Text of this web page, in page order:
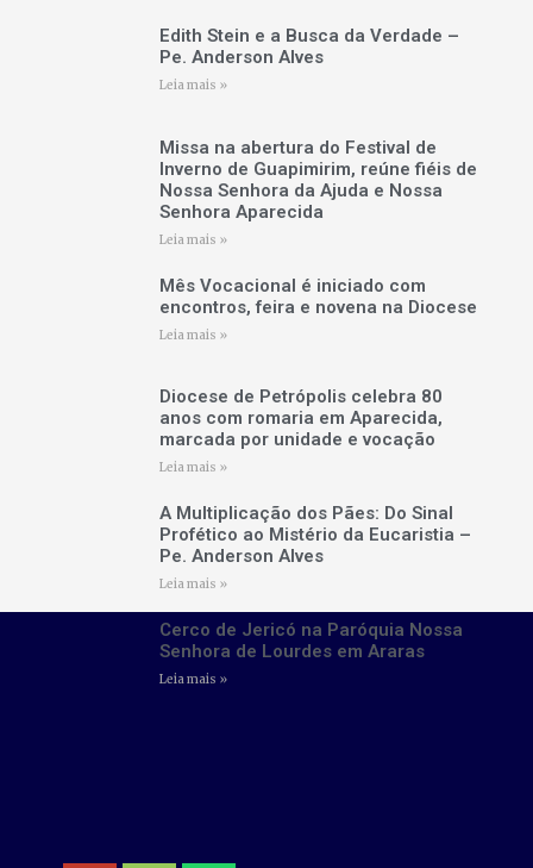
Edith Stein e a Busca da Verdade –
Pe. Anderson Alves
Leia mais »
Missa na abertura do Festival de
Inverno de Guapimirim, reúne fiéis de
Nossa Senhora da Ajuda e Nossa
Senhora Aparecida
Leia mais »
Mês Vocacional é iniciado com
encontros, feira e novena na Diocese
Leia mais »
Diocese de Petrópolis celebra 80
anos com romaria em Aparecida,
marcada por unidade e vocação
Leia mais »
A Multiplicação dos Pães: Do Sinal
Profético ao Mistério da Eucaristia –
Pe. Anderson Alves
Leia mais »
Cerco de Jericó na Paróquia Nossa
Senhora de Lourdes em Araras
Leia mais »